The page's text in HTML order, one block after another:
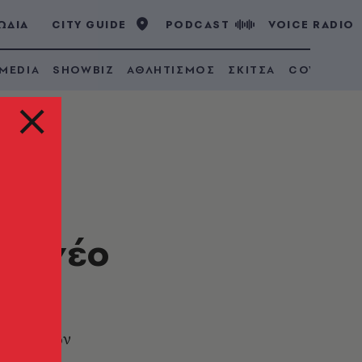
CITY GUIDE PODCAST VOICE RADIO
SHOWBIZ ΑΘΛΗΤΙΣΜΟΣ ΣΚΙΤΣΑ COVID 19
νέο